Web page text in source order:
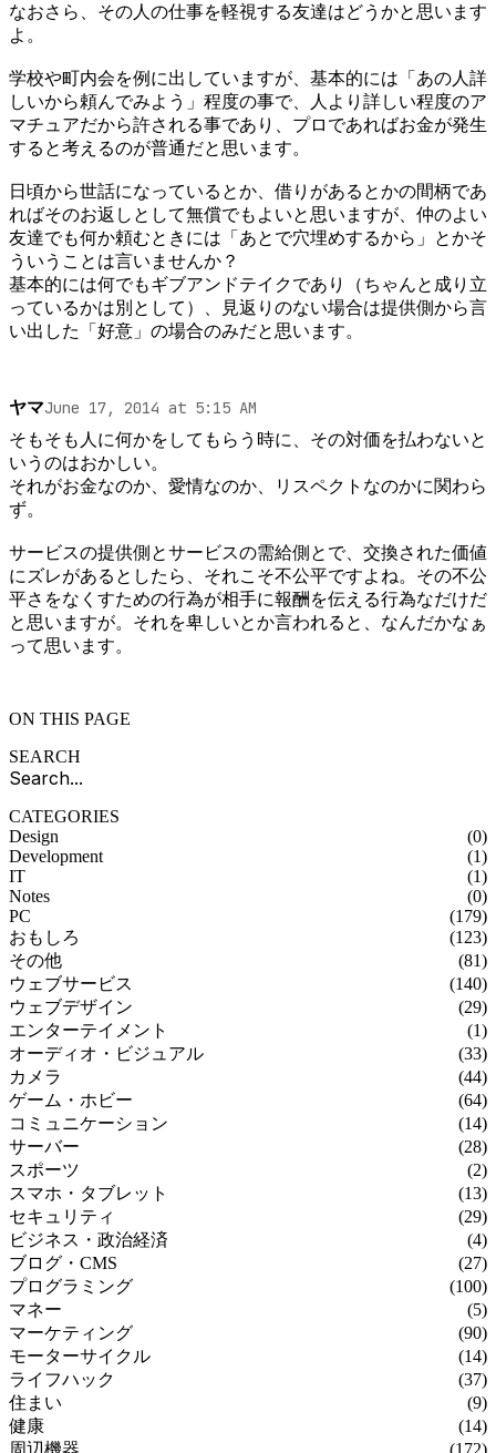
なおさら、その人の仕事を軽視する友達はどうかと思います
よ。
学校や町内会を例に出していますが、基本的には「あの人詳
しいから頼んでみよう」程度の事で、人より詳しい程度のア
マチュアだから許される事であり、プロであればお金が発生
すると考えるのが普通だと思います。
日頃から世話になっているとか、借りがあるとかの間柄であ
ればそのお返しとして無償でもよいと思いますが、仲のよい
友達でも何か頼むときには「あとで穴埋めするから」とかそ
ういうことは言いませんか？
基本的には何でもギブアンドテイクであり（ちゃんと成り立
っているかは別として）、見返りのない場合は提供側から言
い出した「好意」の場合のみだと思います。
ヤマJune 17, 2014 at 5:15 AM
そもそも人に何かをしてもらう時に、その対価を払わないと
いうのはおかしい。
それがお金なのか、愛情なのか、リスペクトなのかに関わら
ず。
サービスの提供側とサービスの需給側とで、交換された価値
にズレがあるとしたら、それこそ不公平ですよね。その不公
平さをなくすための行為が相手に報酬を伝える行為なだけだ
と思いますが。それを卑しいとか言われると、なんだかなぁ
って思います。
ON THIS PAGE
SEARCH
CATEGORIES
Design
(0)
Development
(1)
IT
(1)
Notes
(0)
PC
(179)
おもしろ
(123)
その他
(81)
ウェブサービス
(140)
ウェブデザイン
(29)
エンターテイメント
(1)
オーディオ・ビジュアル
(33)
カメラ
(44)
ゲーム・ホビー
(64)
コミュニケーション
(14)
サーバー
(28)
スポーツ
(2)
スマホ・タブレット
(13)
セキュリティ
(29)
ビジネス・政治経済
(4)
ブログ・CMS
(27)
プログラミング
(100)
マネー
(5)
マーケティング
(90)
モーターサイクル
(14)
ライフハック
(37)
住まい
(9)
健康
(14)
周辺機器
(172)